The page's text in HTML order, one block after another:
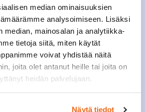
median ominaisuuksien
analysoimiseen. Lisäksi
median, mainosalan ja analytiikka-
tietoja siitä, miten käytät
voivat yhdistää näitä
joita olet antanut heille tai joita on
heidän palvelujaan.
Näytä tiedot